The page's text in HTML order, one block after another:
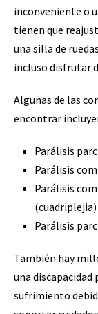
inconveniente o
tienen que
una silla de
incluso disfrutar
Algunas de las
encontrar
Parálisis
Parálisis
Parálisis
(cuadriplejia)
Parálisis
También hay
una
sufrimiento